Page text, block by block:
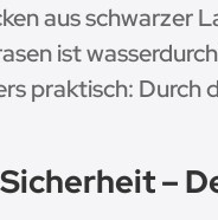
aus
ist
praktisch:
–